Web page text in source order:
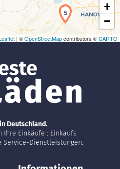
5
+
−
| ©OpenStreetMapcontributors ©CARTO
Deutschland.
Einkäufe : Einkaufs
Dienstleistungen.